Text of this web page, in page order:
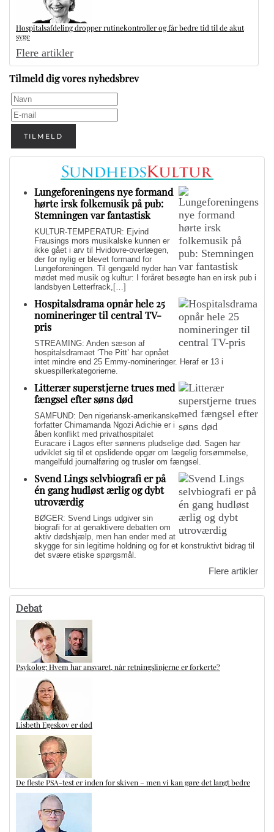
Hospitalsafdeling dropper rutinekontroller og får bedre tid til de akut
syge
Flere artikler
Tilmeld dig vores nyhedsbrev
TILMELD
Lungeforeningens nye formand
hørte irsk folkemusik på pub:
Stemningen var fantastisk
KULTUR-TEMPERATUR: Ejvind
Frausings mors musikalske kunnen er
ikke gået i arv til Hvidovre-overlægen,
der for nylig er blevet formand for
Lungeforeningen. Til gengæld nyder han
mødet med musik og kultur: I foråret besøgte han en irsk pub i
landsbyen Letterfrack,[…]
Hospitalsdrama opnår hele 25
nomineringer til central TV-
pris
STREAMING: Anden sæson af
hospitalsdramaet ‘The Pitt’ har opnået
intet mindre end 25 Emmy-nomineringer. Heraf er 13 i
skuespillerkategorierne.
Litterær superstjerne trues med
fængsel efter søns død
SAMFUND: Den nigeriansk-amerikanske
forfatter Chimamanda Ngozi Adichie er i
åben konflikt med privathospitalet
Euracare i Lagos efter sønnens pludselige død. Sagen har
udviklet sig til et opslidende opgør om lægelig forsømmelse,
mangelfuld journalføring og trusler om fængsel.
Svend Lings selvbiografi er på
én gang hudløst ærlig og dybt
utroværdig
BØGER: Svend Lings udgiver sin
biografi for at genaktivere debatten om
aktiv dødshjælp, men han ender med at
skygge for sin legitime holdning og for et konstruktivt bidrag til
det svære etiske spørgsmål.
Flere artikler
Debat
Psykolog: Hvem har ansvaret, når retningslinjerne er forkerte?
Lisbeth Egeskov er død
De fleste PSA-test er inden for skiven – men vi kan gøre det langt bedre